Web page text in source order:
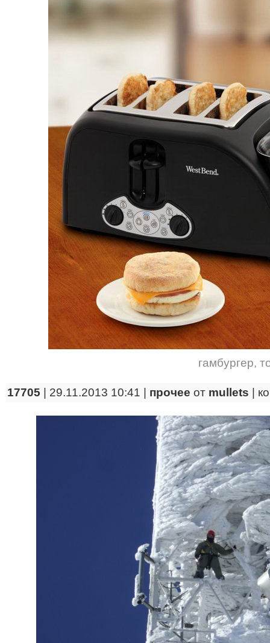
гамбургер,
17705 | 29.11.2013 10:41 | прочее от mullets